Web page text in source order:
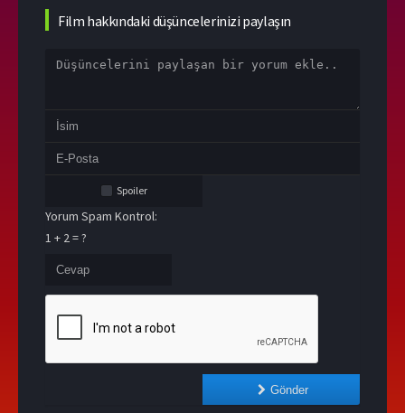
Film hakkındaki düşüncelerinizi paylaşın
Spoiler
Yorum Spam Kontrol:
1 + 2 = ?
Gönder